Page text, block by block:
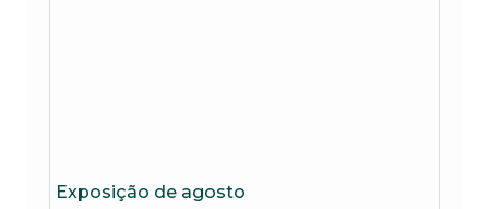
Exposição de agosto